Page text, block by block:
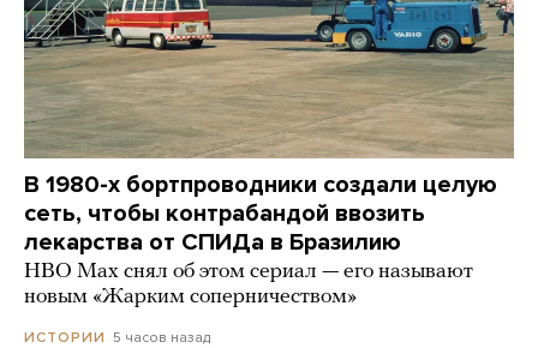
В 1980-х бортпроводники создали целую
сеть, чтобы контрабандой ввозить
лекарства от СПИДа в Бразилию
HBO Max снял об этом сериал — его называют
новым «Жарким соперничеством»
ИСТОРИИ 5 часов назад